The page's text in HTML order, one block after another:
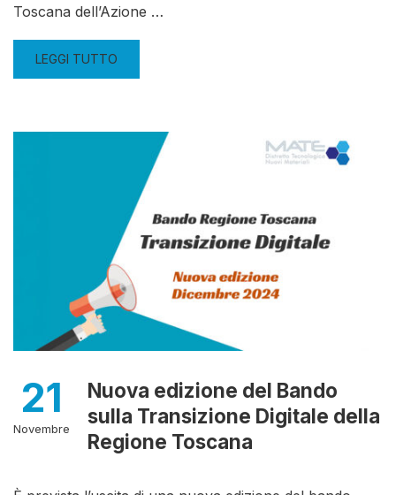
Toscana dell’Azione …
LEGGI TUTTO
21
Novembre
Nuova edizione del Bando
sulla Transizione Digitale della
Regione Toscana